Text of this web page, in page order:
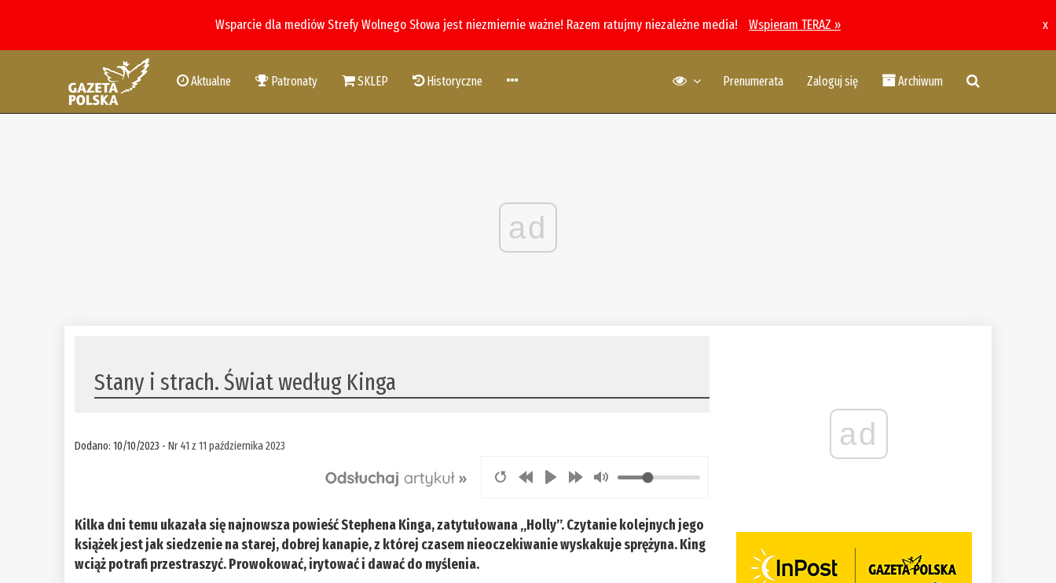
Wsparcie dla mediów Strefy Wolnego Słowa jest niezmiernie ważne! Razem ratujmy niezależne media! Wspieram TERAZ » x
Aktualne Patronaty SKLEP Historyczne Prenumerata Zaloguj się Archiwum
ad
Stany i strach. Świat według Kinga
Dodano: 10/10/2023 -Nr 41 z 11 października 2023
Kilka dni temu ukazała się najnowsza powieść Stephena Kinga, zatytułowana „Holly”. Czytanie kolejnych jego
książek jest jak siedzenie na starej, dobrej kanapie, z której czasem nieoczekiwanie wyskakuje sprężyna. King
wciąż potrafi przestraszyć. Prowokować, irytować i dawać do myślenia.
ad